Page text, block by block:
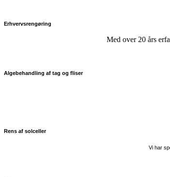
Erhvervsrengøring
Med over 20 års
Algebehandling af tag og fliser
Rens af solceller
Vi har